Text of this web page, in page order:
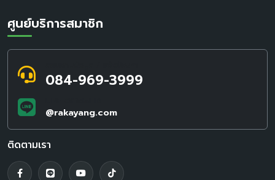
ศูนย์บริการสมาชิก
084-969-3999
@rakayang.com
ติดตามเรา